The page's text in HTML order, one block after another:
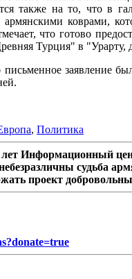
также на то, что в
коврами,
что готово
Турция" в "Урарту,
заявление
, Политика
Информационный
судьба
проект